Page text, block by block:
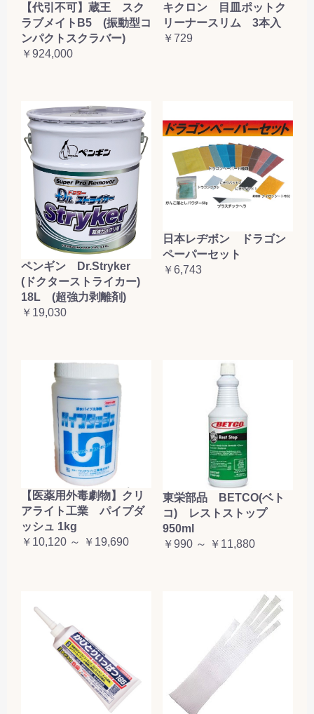
【代引不可】蔵王 スク
ラブメイトB5 (振動型コ
ンパクトスクラバー)
￥924,000
キクロン 目皿ポットク
リーナースリム 3本入
￥729
ペンギン Dr.Stryker
(ドクターストライカー)
18L (超強力剥離剤)
￥19,030
日本レヂボン ドラゴン
ペーパーセット
￥6,743
【医薬用外毒劇物】クリ
アライト工業 パイプダ
ッシュ 1kg
￥10,120 ～ ￥19,690
東栄部品 BETCO(ベト
コ) レストストップ
950ml
￥990 ～ ￥11,880